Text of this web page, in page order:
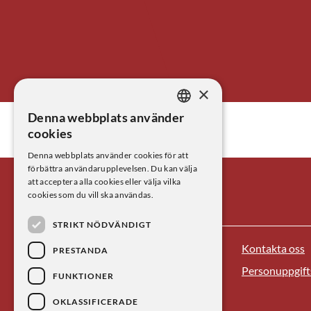
Centrum för vetenskapshistoria
Besöksadress: Lilla Frescativägen 4A,
Stockholm
Kontakta oss
SWEDISH
×
Denna webbplats använder
cookies
Denna webbplats använder cookies för att
förbättra användarupplevelsen. Du kan välja
att acceptera alla cookies eller välja vilka
cookies som du vill ska användas.
STRIKT NÖDVÄNDIGT
PRESTANDA
FUNKTIONER
OKLASSIFICERADE